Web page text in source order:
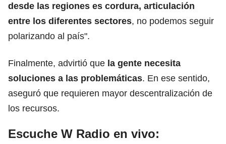
desde las regiones es cordura, articulación
entre los diferentes sectores, no podemos seguir
polarizando al país".
Finalmente, advirtió que la gente necesita
soluciones a las problemáticas. En ese sentido,
aseguró que requieren mayor descentralización de
los recursos.
Escuche W Radio en vivo: